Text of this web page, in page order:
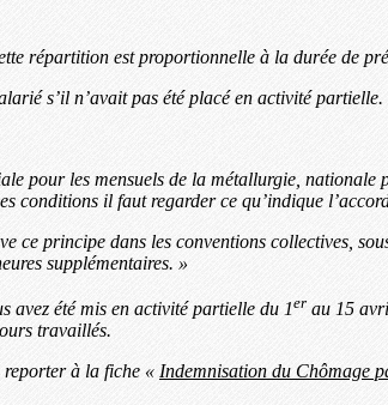
répartition est proportionnelle à la durée de
s’il n’avait pas été placé en activité partielle.
pour les mensuels de la métallurgie, nationale
conditions il faut regarder ce qu’indique
principe dans les conventions collectives,
supplémentaires. »
été mis en activité partielle du 1er au 15
travaillés.
reporter à la fiche « Indemnisation du Chômage